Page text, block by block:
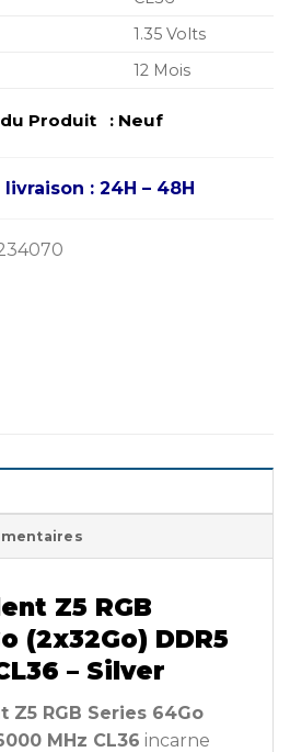
1.35 Volts
12 Mois
Produit : Neuf
: 24H – 48H
Z5 RGB
(2x32Go) DDR5
– Silver
Z5 RGB Series 64Go
MHz CL36 incarne